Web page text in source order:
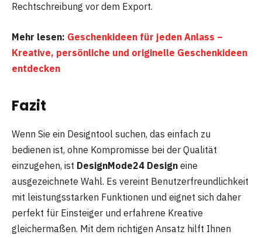
Rechtschreibung vor dem Export.
Mehr lesen: Geschenkideen für jeden Anlass –
Kreative, persönliche und originelle Geschenkideen
entdecken
Fazit
Wenn Sie ein Designtool suchen, das einfach zu
bedienen ist, ohne Kompromisse bei der Qualität
einzugehen, ist DesignMode24 Design eine
ausgezeichnete Wahl. Es vereint Benutzerfreundlichkeit
mit leistungsstarken Funktionen und eignet sich daher
perfekt für Einsteiger und erfahrene Kreative
gleichermaßen. Mit dem richtigen Ansatz hilft Ihnen